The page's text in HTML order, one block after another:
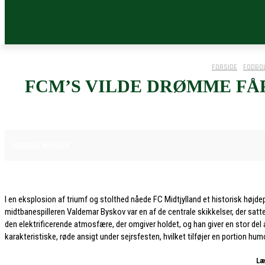
FORSIDE
FCM’S VILDE DRØMME
I en eksplosion af triumf og stolthed nåede FC Midtjylland et historisk
midtbanespilleren Valdemar Byskov var en af de centrale skikkelser, der
den elektrificerende atmosfære, der omgiver holdet, og han giver en stor
karakteristiske, røde ansigt under sejrsfesten, hvilket tilføjer en portion